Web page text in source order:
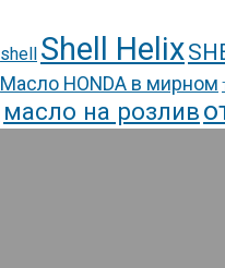
shell Shell Helix
Масло HONDA в мирном
масло на розлив